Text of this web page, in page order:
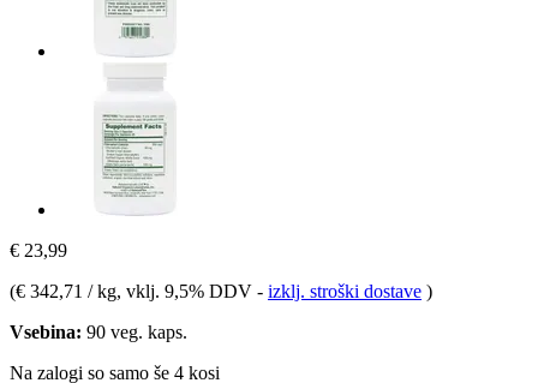
€ 23,99
(€ 342,71 / kg, vklj. 9,5% DDV - izklj. stroški dostave )
Vsebina: 90 veg. kaps.
Na zalogi so samo še 4 kosi